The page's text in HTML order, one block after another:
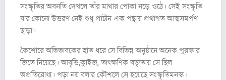
সংস্কৃতির অবনতি দেখলে তাঁর মাথার পোকা নড়ে ওঠে। সেই সংস্কৃতি
যার কোনো উত্তরণ নেই শুধু প্রাচীন এক পন্থায় প্রথাগত আত্মসমর্পণ
ছাড়া।
কৈশোরে অভিভাবকের হাত ধরে সে বিভিন্ন অনুষ্ঠানে অনেক পুরস্কার
জিতে নিয়েছে। আবৃত্তি,ক্যুইজ, তাৎক্ষণিক বক্তৃতায় সে ছিল
অপ্রতিরোধ্য। পড়া নয় বলার কৌশলে সে হয়েছে সংস্কৃতিমনস্ক।